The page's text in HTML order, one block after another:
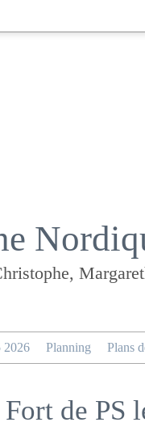
2026 Planning Plans
Fort de